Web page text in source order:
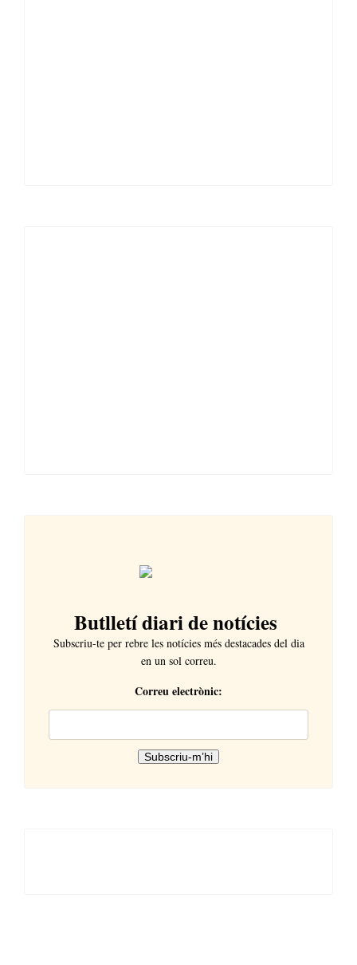
Butlletí diari de notícies
Subscriu-te per rebre les notícies més destacades del dia
en un sol correu.
Correu electrònic: